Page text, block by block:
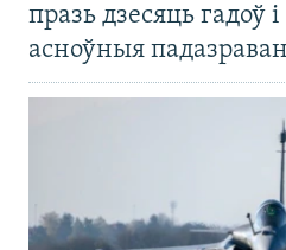
празь дзесяць гадоў
асноўныя